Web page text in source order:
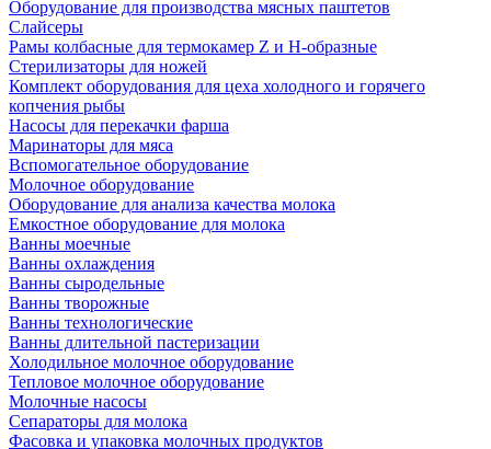
Оборудование для производства мясных паштетов
Слайсеры
Рамы колбасные для термокамер Z и H-образные
Стерилизаторы для ножей
Комплект оборудования для цеха холодного и горячего
копчения рыбы
Насосы для перекачки фарша
Маринаторы для мяса
Вспомогательное оборудование
Молочное оборудование
Оборудование для анализа качества молока
Емкостное оборудование для молока
Ванны моечные
Ванны охлаждения
Ванны сыродельные
Ванны творожные
Ванны технологические
Ванны длительной пастеризации
Холодильное молочное оборудование
Тепловое молочное оборудование
Молочные насосы
Сепараторы для молока
Фасовка и упаковка молочных продуктов